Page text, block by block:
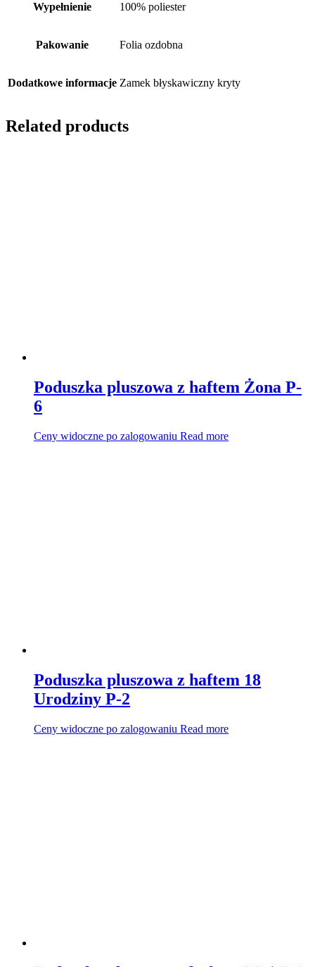
Wypełnienie 100% poliester
Pakowanie Folia ozdobna
Dodatkowe informacje Zamek błyskawiczny kryty
Related products
Poduszka pluszowa z haftem Żona P-
6
Ceny widoczne po zalogowaniu Read more
Poduszka pluszowa z haftem 18
Urodziny P-2
Ceny widoczne po zalogowaniu Read more